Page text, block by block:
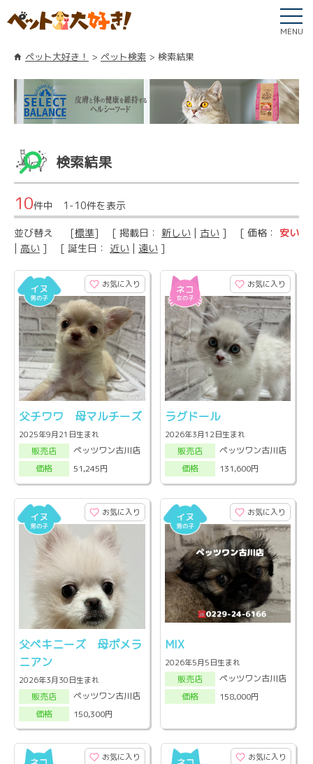
MENU
ペット大好き！ ペット検索 検索結果
検索結果
10件中 1-10件を表示
並び替え [標準] [ 掲載日： 新しい | 古い ] [ 価格： 安い
| 高い ] [ 誕生日： 近い | 遠い ]
お気に入り
父チワワ 母マルチーズ
2025年9月21日生まれ
販売店
ペッツワン古川店
価格
51,245円
お気に入り
ラグドール
2026年3月12日生まれ
販売店
ペッツワン古川店
価格
131,600円
お気に入り
父ペキニーズ 母ポメラ
ニアン
2026年3月30日生まれ
販売店
ペッツワン古川店
価格
150,300円
お気に入り
MIX
2026年5月5日生まれ
販売店
ペッツワン古川店
価格
158,000円
お気に入り お気に入り